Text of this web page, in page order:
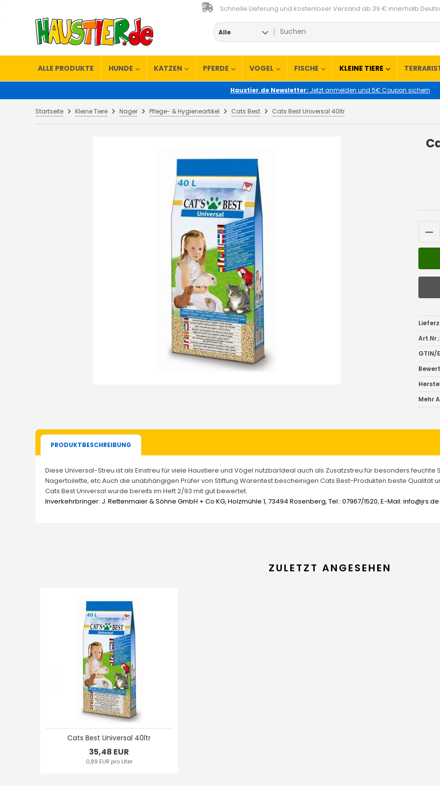
Schnelle Lieferung und kostenloser Versand ab 39 € innerhalb
Alle
ALLE PRODUKTE HUNDE KATZEN PFERDE VOGEL FISCHE KLEINE TIERE
Haustier.de Newsletter: Jetzt anmelden und 5€ Coupon sichern
Startseite Kleine Tiere Nager Pflege- & Hygieneartikel Cats Best Cats Best Universal 40ltr
Art.Nr.:
GTIN/
Mehr
PRODUKTBESCHREIBUNG
Diese Universal-Streu ist als Einstreu für viele Haustiere und Vögel nutzbarIdeal auch als Zusatzstreu für besonders feuchte
Nagertoilette, etc.Auch die unabhängigen Prüfer von Stiftung Warentest bescheinigen Cats Best-Produkten beste Qualität
Cats Best Universal wurde bereits im Heft 2/93 mit gut bewertet.
Inverkehrbringer: J. Rettenmaier & Söhne GmbH + Co KG, Holzmühle 1, 73494 Rosenberg, Tel.: 07967/1520, E-Mail: info@jrs.de
ZULETZT ANGESEHEN
Cats Best Universal 40ltr
35,48 EUR
0,89 EUR pro Liter